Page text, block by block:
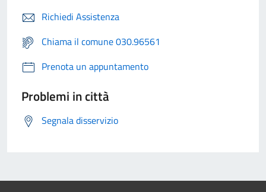
Richiedi Assistenza
Chiama il comune 030.96561
Prenota un appuntamento
Problemi in città
Segnala disservizio